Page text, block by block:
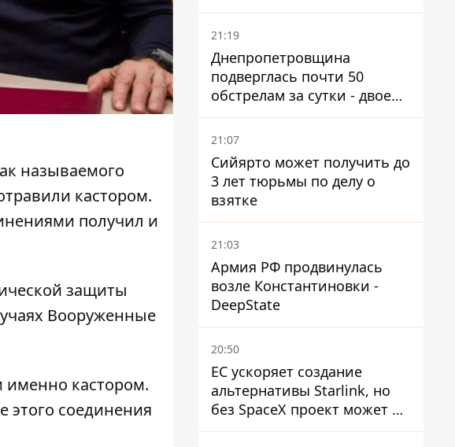
называемого
кастором.
получил и
защиты
Вооруженные
именно кастором.
соединения
21:19
Днепропетровщина
подверглась почти 50
обстрелам за сутки - двое
погибших, шесть
пострадавших
21:07
Сийярто может получить до
3 лет тюрьмы по делу о
взятке
21:03
Армия РФ продвинулась
возле Константиновки -
DeepState
20:50
ЕС ускоряет создание
альтернативы Starlink, но
без SpaceX проект может не
обойтись